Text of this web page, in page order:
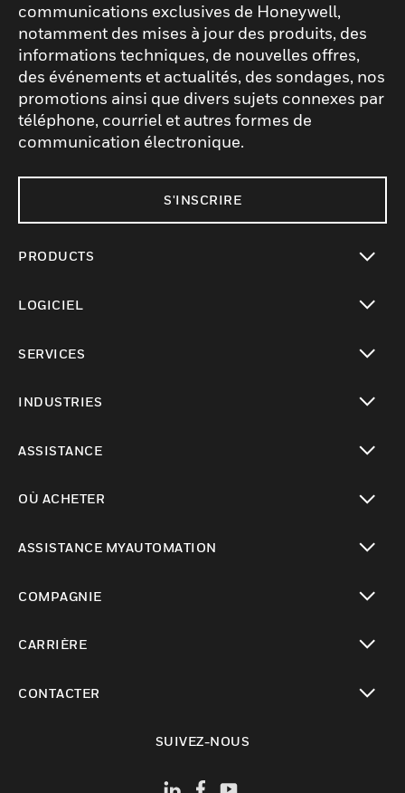
communications exclusives de Honeywell,
notamment des mises à jour des produits, des
informations techniques, de nouvelles offres,
des événements et actualités, des sondages, nos
promotions ainsi que divers sujets connexes par
téléphone, courriel et autres formes de
communication électronique.
S'INSCRIRE
PRODUCTS
LOGICIEL
SERVICES
INDUSTRIES
ASSISTANCE
OÙ ACHETER
ASSISTANCE MYAUTOMATION
COMPAGNIE
CARRIÈRE
CONTACTER
SUIVEZ-NOUS